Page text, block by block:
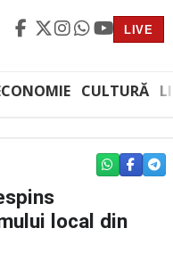
LIVE
CULTURĂ
WHATSAPP
local din